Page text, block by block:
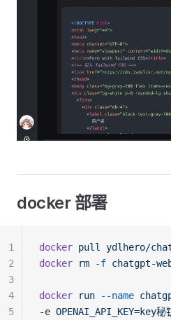
docker 部署
docker pull
ydlhero/
docker
rm -f chatgpt-
docker run --name
-e OPENAI_API_KEY=key秘
1
2
3
4
5